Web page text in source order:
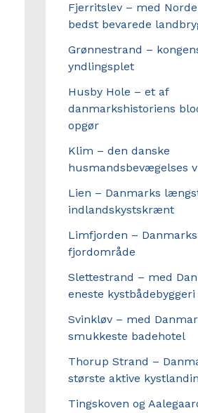
Fjerritslev – med
bedst bevarede
Grønnestrand –
yndlingsplet
Husby Hole – et af
danmarkshistoriens
opgør
Klim – den danske
husmandsbevægelses
Lien – Danmarks
indlandskystskrænt
Limfjorden –
fjordområde
Slettestrand – med
eneste kystbådebyggeri
Svinkløv – med
smukkeste badehotel
Thorup Strand –
største aktive
Tingskoven og